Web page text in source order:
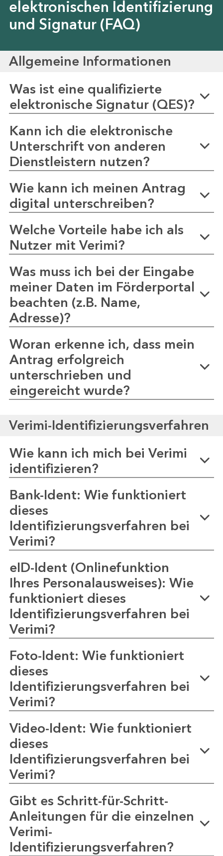
elektronischen Identifizierung
und Signatur (FAQ)
Allgemeine Informationen
Was ist eine qualifizierte
elektronische Signatur (QES)?
Kann ich die elektronische
Unterschrift von anderen
Dienstleistern nutzen?
Wie kann ich meinen Antrag
digital unterschreiben?
Welche Vorteile habe ich als
Nutzer mit Verimi?
Was muss ich bei der Eingabe
meiner Daten im Förderportal
beachten (z.B. Name,
Adresse)?
Woran erkenne ich, dass mein
Antrag erfolgreich
unterschrieben und
eingereicht wurde?
Verimi-Identifizierungsverfahren
Wie kann ich mich bei Verimi
identifizieren?
Bank-Ident: Wie funktioniert
dieses
Identifizierungsverfahren bei
Verimi?
eID-Ident (Onlinefunktion
Ihres Personalausweises): Wie
funktioniert dieses
Identifizierungsverfahren bei
Verimi?
Foto-Ident: Wie funktioniert
dieses
Identifizierungsverfahren bei
Verimi?
Video-Ident: Wie funktioniert
dieses
Identifizierungsverfahren bei
Verimi?
Gibt es Schritt-für-Schritt-
Anleitungen für die einzelnen
Verimi-
Identifizierungsverfahren?